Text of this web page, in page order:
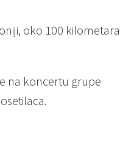
oko 100 kilometara
na koncertu grupe